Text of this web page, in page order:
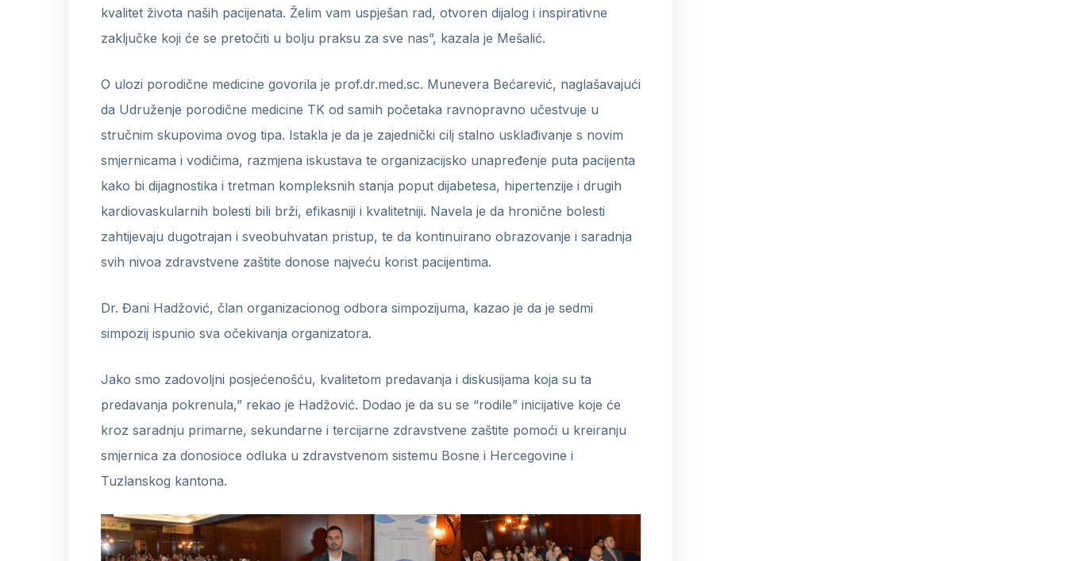
kvalitet života naših pacijenata. Želim vam uspješan rad, otvoren dijalog i inspirativne
zaključke koji će se pretočiti u bolju praksu za sve nas”, kazala je Mešalić.
O ulozi porodične medicine govorila je prof.dr.med.sc. Munevera Bećarević, naglašavajući
da Udruženje porodične medicine TK od samih početaka ravnopravno učestvuje u
stručnim skupovima ovog tipa. Istakla je da je zajednički cilj stalno usklađivanje s novim
smjernicama i vodičima, razmjena iskustava te organizacijsko unapređenje puta pacijenta
kako bi dijagnostika i tretman kompleksnih stanja poput dijabetesa, hipertenzije i drugih
kardiovaskularnih bolesti bili brži, efikasniji i kvalitetniji. Navela je da hronične bolesti
zahtijevaju dugotrajan i sveobuhvatan pristup, te da kontinuirano obrazovanje i saradnja
svih nivoa zdravstvene zaštite donose najveću korist pacijentima.
Dr. Đani Hadžović, član organizacionog odbora simpozijuma, kazao je da je sedmi
simpozij ispunio sva očekivanja organizatora.
Jako smo zadovoljni posjećenošću, kvalitetom predavanja i diskusijama koja su ta
predavanja pokrenula,” rekao je Hadžović. Dodao je da su se “rodile” inicijative koje će
kroz saradnju primarne, sekundarne i tercijarne zdravstvene zaštite pomoći u kreiranju
smjernica za donosioce odluka u zdravstvenom sistemu Bosne i Hercegovine i
Tuzlanskog kantona.